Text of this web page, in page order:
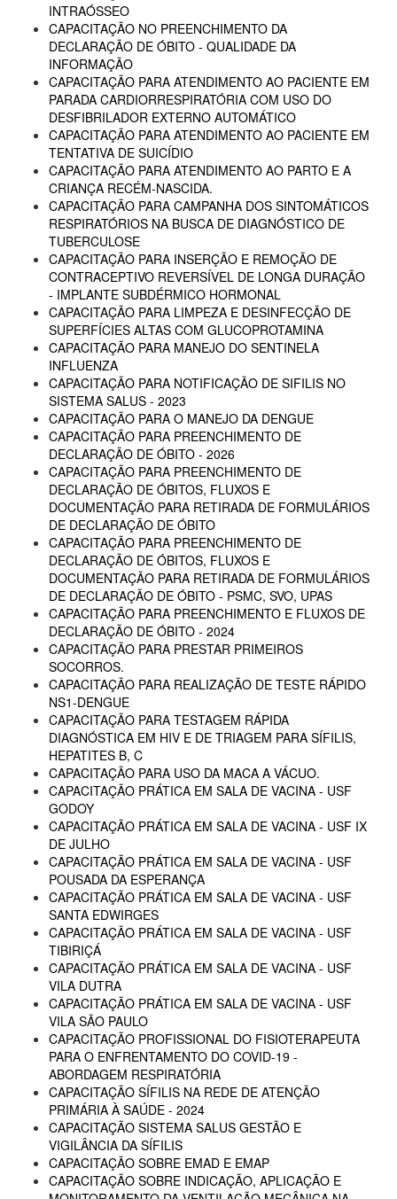
INTRAÓSSEO
CAPACITAÇÃO NO PREENCHIMENTO DA
DECLARAÇÃO DE ÓBITO - QUALIDADE DA
INFORMAÇÃO
CAPACITAÇÃO PARA ATENDIMENTO AO PACIENTE EM
PARADA CARDIORRESPIRATÓRIA COM USO DO
DESFIBRILADOR EXTERNO AUTOMÁTICO
CAPACITAÇÃO PARA ATENDIMENTO AO PACIENTE EM
TENTATIVA DE SUICÍDIO
CAPACITAÇÃO PARA ATENDIMENTO AO PARTO E A
CRIANÇA RECÉM-NASCIDA.
CAPACITAÇÃO PARA CAMPANHA DOS SINTOMÁTICOS
RESPIRATÓRIOS NA BUSCA DE DIAGNÓSTICO DE
TUBERCULOSE
CAPACITAÇÃO PARA INSERÇÃO E REMOÇÃO DE
CONTRACEPTIVO REVERSÍVEL DE LONGA DURAÇÃO
- IMPLANTE SUBDÉRMICO HORMONAL
CAPACITAÇÃO PARA LIMPEZA E DESINFECÇÃO DE
SUPERFÍCIES ALTAS COM GLUCOPROTAMINA
CAPACITAÇÃO PARA MANEJO DO SENTINELA
INFLUENZA
CAPACITAÇÃO PARA NOTIFICAÇÃO DE SIFILIS NO
SISTEMA SALUS - 2023
CAPACITAÇÃO PARA O MANEJO DA DENGUE
CAPACITAÇÃO PARA PREENCHIMENTO DE
DECLARAÇÃO DE ÓBITO - 2026
CAPACITAÇÃO PARA PREENCHIMENTO DE
DECLARAÇÃO DE ÓBITOS, FLUXOS E
DOCUMENTAÇÃO PARA RETIRADA DE FORMULÁRIOS
DE DECLARAÇÃO DE ÓBITO
CAPACITAÇÃO PARA PREENCHIMENTO DE
DECLARAÇÃO DE ÓBITOS, FLUXOS E
DOCUMENTAÇÃO PARA RETIRADA DE FORMULÁRIOS
DE DECLARAÇÃO DE ÓBITO - PSMC, SVO, UPAS
CAPACITAÇÃO PARA PREENCHIMENTO E FLUXOS DE
DECLARAÇÃO DE ÓBITO - 2024
CAPACITAÇÃO PARA PRESTAR PRIMEIROS
SOCORROS.
CAPACITAÇÃO PARA REALIZAÇÃO DE TESTE RÁPIDO
NS1-DENGUE
CAPACITAÇÃO PARA TESTAGEM RÁPIDA
DIAGNÓSTICA EM HIV E DE TRIAGEM PARA SÍFILIS,
HEPATITES B, C
CAPACITAÇÃO PARA USO DA MACA A VÁCUO.
CAPACITAÇÃO PRÁTICA EM SALA DE VACINA - USF
GODOY
CAPACITAÇÃO PRÁTICA EM SALA DE VACINA - USF IX
DE JULHO
CAPACITAÇÃO PRÁTICA EM SALA DE VACINA - USF
POUSADA DA ESPERANÇA
CAPACITAÇÃO PRÁTICA EM SALA DE VACINA - USF
SANTA EDWIRGES
CAPACITAÇÃO PRÁTICA EM SALA DE VACINA - USF
TIBIRIÇÁ
CAPACITAÇÃO PRÁTICA EM SALA DE VACINA - USF
VILA DUTRA
CAPACITAÇÃO PRÁTICA EM SALA DE VACINA - USF
VILA SÃO PAULO
CAPACITAÇÃO PROFISSIONAL DO FISIOTERAPEUTA
PARA O ENFRENTAMENTO DO COVID-19 -
ABORDAGEM RESPIRATÓRIA
CAPACITAÇÃO SÍFILIS NA REDE DE ATENÇÃO
PRIMÁRIA À SAÚDE - 2024
CAPACITAÇÃO SISTEMA SALUS GESTÃO E
VIGILÂNCIA DA SÍFILIS
CAPACITAÇÃO SOBRE EMAD E EMAP
CAPACITAÇÃO SOBRE INDICAÇÃO, APLICAÇÃO E